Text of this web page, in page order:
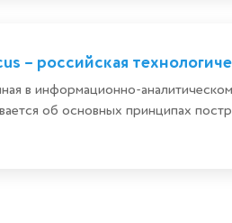
– российская
в информационно-
об основных принципах